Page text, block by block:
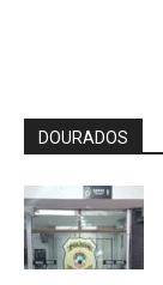
DOURADOS